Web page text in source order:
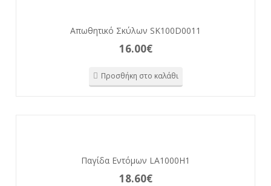
Απωθητικό Σκύλων SK100D0011
16.00€
Προσθήκη στο καλάθι
Παγίδα Εντόμων LA1000H1
18.60€